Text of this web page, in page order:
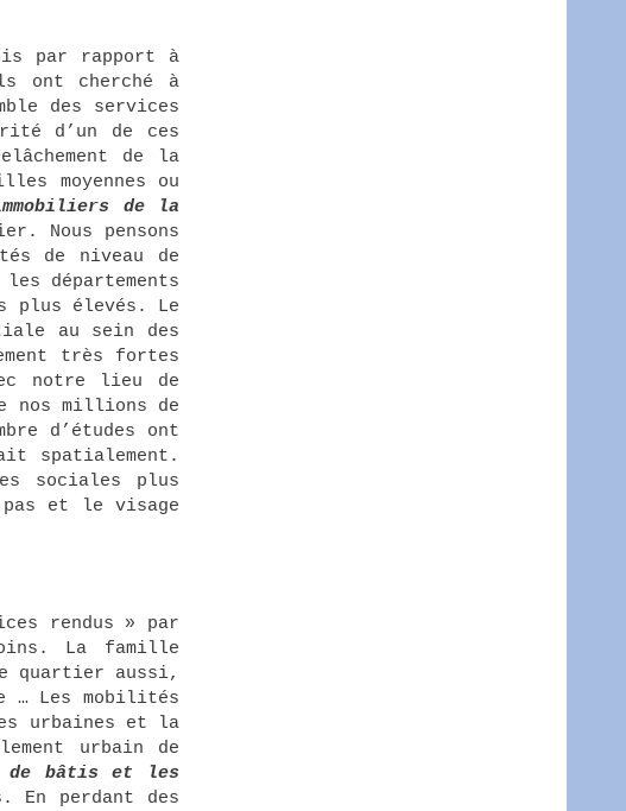
par rapport à
ont cherché à
des services
d’un de ces
de la
moyennes ou
de la
Nous pensons
de niveau de
départements
plus élevés. Le
au sein des
très fortes
notre lieu de
nos millions de
d’études ont
spatialement.
sociales plus
et le visage
rendus » par
La famille
quartier aussi,
… Les mobilités
urbaines et la
urbain de
de bâtis et les
perdant des